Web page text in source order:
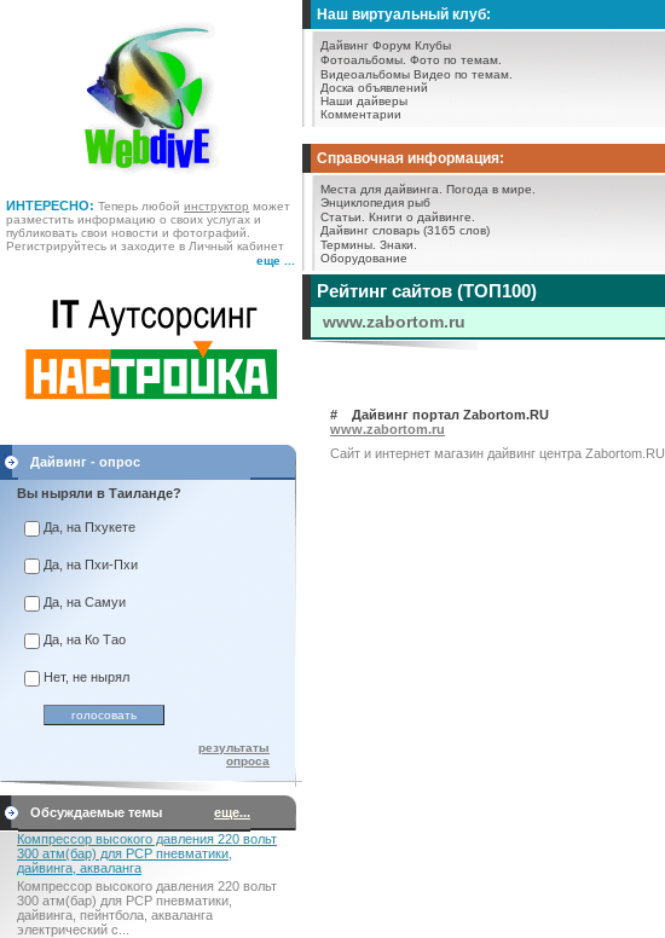
ИНТЕРЕСНО: Теперь любой инструктор может
разместить информацию о своих услугах и
публиковать свои новости и фотографий.
Регистрируйтесь и заходите в Личный кабинет
еще ...
Наш виртуальный клуб:
Дайвинг Форум Клубы
Фотоальбомы. Фото по темам.
Видеоальбомы Видео по темам.
Доска объявлений
Наши дайверы
Комментарии
Справочная информация:
Места для дайвинга.
Погода в мире.
Энциклопедия рыб
Статьи.
Книги о дайвинге.
Дайвинг словарь (3165 слов)
Термины. Знаки.
Оборудование
Дайвинг - опрос
Вы ныряли в Таиланде?
Да, на Пхукете
Да, на Пхи-Пхи
Да, на Самуи
Да, на Ко Тао
Нет, не нырял
результаты
опроса
Обсуждаемые темы
еще...
Компрессор высокого давления 220 вольт
300 атм(бар) для PCP пневматики,
дайвинга, акваланга
Компрессор высокого давления 220 вольт
300 атм(бар) для PCP пневматики,
дайвинга, пейнтбола, акваланга
электрический c...
Рейтинг сайтов (ТОП100)
www.zabortom.ru
# Дайвинг портал Zabortom.RU
www.zabortom.ru
Сайт и интернет магазин дайвинг центра Zabortom.RU